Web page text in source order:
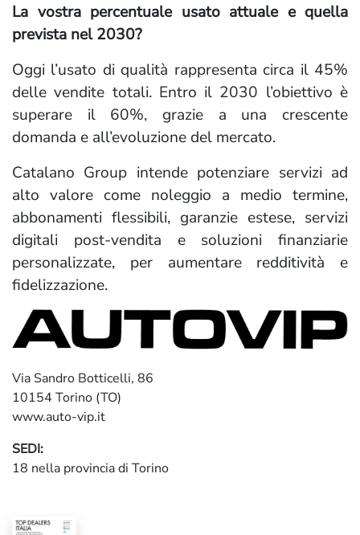
La vostra percentuale usato attuale e quella
prevista nel 2030?
Oggi l’usato di qualità rappresenta circa il 45%
delle vendite totali. Entro il 2030 l’obiettivo è
superare il 60%, grazie a una crescente
domanda e all’evoluzione del mercato.
Catalano Group intende potenziare servizi ad
alto valore come noleggio a medio termine,
abbonamenti flessibili, garanzie estese, servizi
digitali post-vendita e soluzioni finanziarie
personalizzate, per aumentare redditività e
fidelizzazione.
Via Sandro Botticelli, 86
10154 Torino (TO)
www.auto-vip.it
SEDI:
18 nella provincia di Torino